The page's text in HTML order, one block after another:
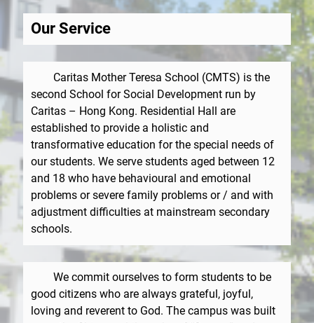
Our Service
Caritas Mother Teresa School (CMTS) is the
second School for Social Development run by
Caritas – Hong Kong. Residential Hall are
established to provide a holistic and
transformative education for the special needs of
our students. We serve students aged between 12
and 18 who have behavioural and emotional
problems or severe family problems or / and with
adjustment difficulties at mainstream secondary
schools.
We commit ourselves to form students to be
good citizens who are always grateful, joyful,
loving and reverent to God. The campus was built